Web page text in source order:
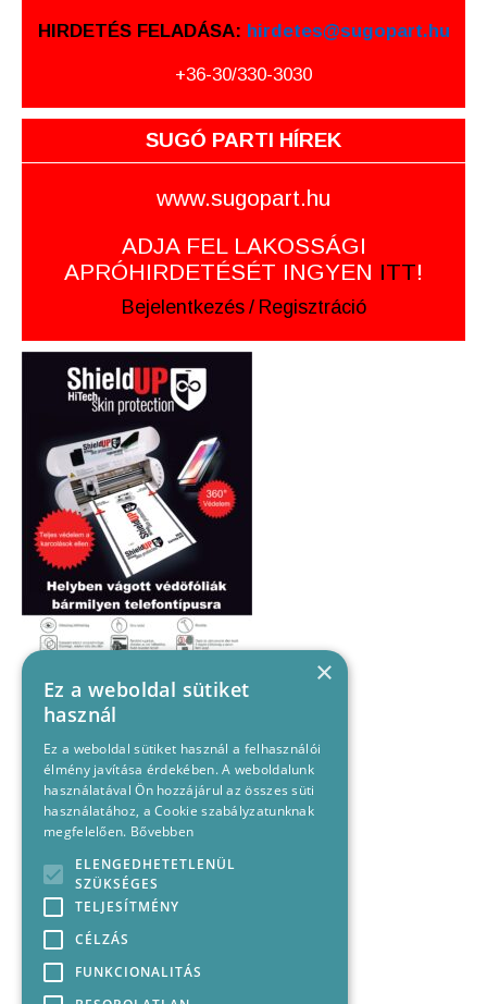
HIRDETÉS FELADÁSA: hirdetes@sugopart.hu
+36-30/330-3030
SUGÓ PARTI HÍREK
www.sugopart.hu
ADJA FEL LAKOSSÁGI
APRÓHIRDETÉSÉT INGYEN ITT!
Bejelentkezés / Regisztráció
×
Ez a weboldal sütiket
használ
Ez a weboldal sütiket használ a felhasználói
élmény javítása érdekében. A weboldalunk
használatával Ön hozzájárul az összes süti
használatához, a Cookie szabályzatunknak
megfelelően. Bővebben
ELENGEDHETETLENÜL
SZÜKSÉGES
TELJESÍTMÉNY
CÉLZÁS
FUNKCIONALITÁS